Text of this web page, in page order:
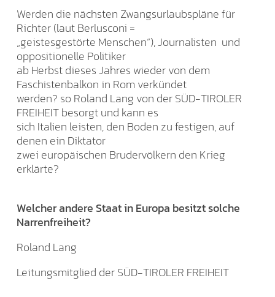
Werden die nächsten Zwangsurlaubspläne für
Richter (laut Berlusconi =
„geistesgestörte Menschen“), Journalisten und
oppositionelle Politiker
ab Herbst dieses Jahres wieder von dem
Faschistenbalkon in Rom verkündet
werden? so Roland Lang von der SÜD-TIROLER
FREIHEIT besorgt und kann es
sich Italien leisten, den Boden zu festigen, auf
denen ein Diktator
zwei europäischen Brudervölkern den Krieg
erklärte?
Welcher andere Staat in Europa besitzt solche
Narrenfreiheit?
Roland Lang
Leitungsmitglied der SÜD-TIROLER FREIHEIT